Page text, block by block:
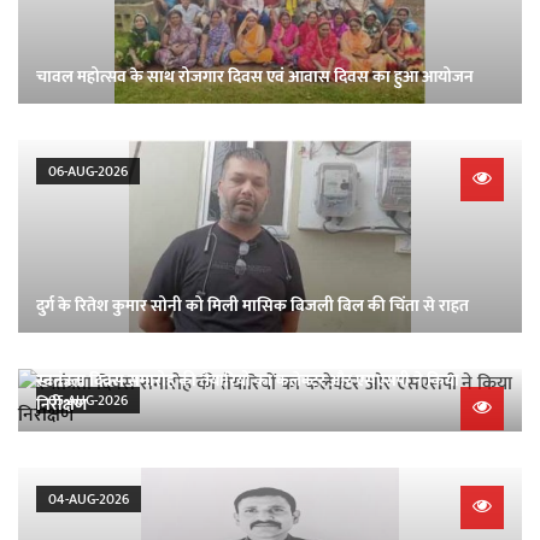
चावल महोत्सव के साथ रोजगार दिवस एवं आवास दिवस का हुआ आयोजन
06-AUG-2026
दुर्ग के रितेश कुमार सोनी को मिली मासिक बिजली बिल की चिंता से राहत
05-AUG-2026
स्वतंत्रता दिवस समारोह की तैयारियों का कलेक्टर और एसएसपी ने किया
निरीक्षण
04-AUG-2026